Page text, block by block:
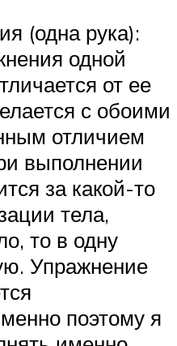
(одна рука):
одной
от ее
с обоими
отличием
выполнении
за какой-то
тела,
то в одну
Упражнение
поэтому я